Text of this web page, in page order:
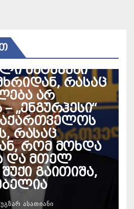
– ეჭვი
შეტევები
რასაც
არ
„ენგურჰესი“
რასაც
რომ მოხდა
და მთელ
შუქი გაითიშა,
ᲐᲡᲐᲗᲘᲐᲜᲘ